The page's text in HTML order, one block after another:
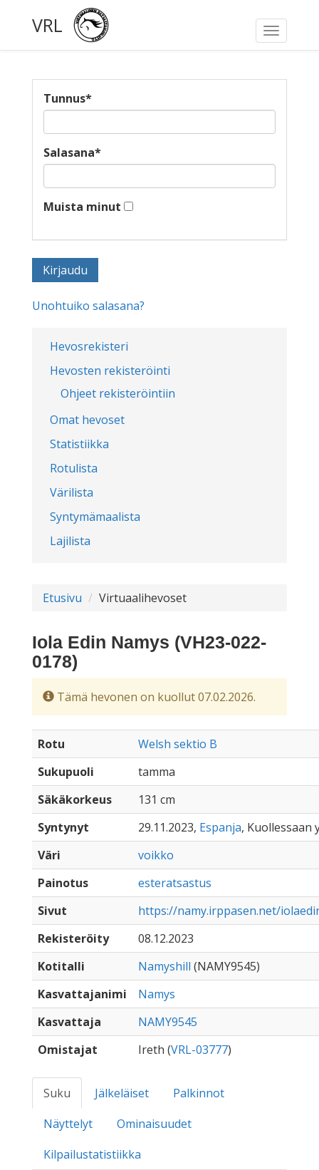
Toggle
VRL
Hevosrekisteri
Hevosten rekisteröinti
Ohjeet rekisteröintiin
Omat hevoset
Statistiikka
Rotulista
Värilista
Syntymämaalista
Lajilista
Tunnus*
Salasana*
Muista minut
Unohtuiko salasana?
Etusivu Virtuaalihevoset
Iola Edin Namys (VH23-022-
0178)
Tämä hevonen on kuollut 07.02.2026.
Rotu
Welsh sektio B
Sukupuoli
tamma
Säkäkorkeus
131 cm
Syntynyt
29.11.2023, Espanja, Kuollessaan
Väri
voikko
Painotus
esteratsastus
Sivut
https://namy.irppasen.net/
Rekisteröity
08.12.2023
Kotitalli
Namyshill (NAMY9545)
Kasvattajanimi
Namys
Kasvattaja
NAMY9545
Omistajat
Ireth (VRL-03777)
Suku Jälkeläiset
Palkinnot
Näyttelyt
Ominaisuudet
Kilpailustatistiikka